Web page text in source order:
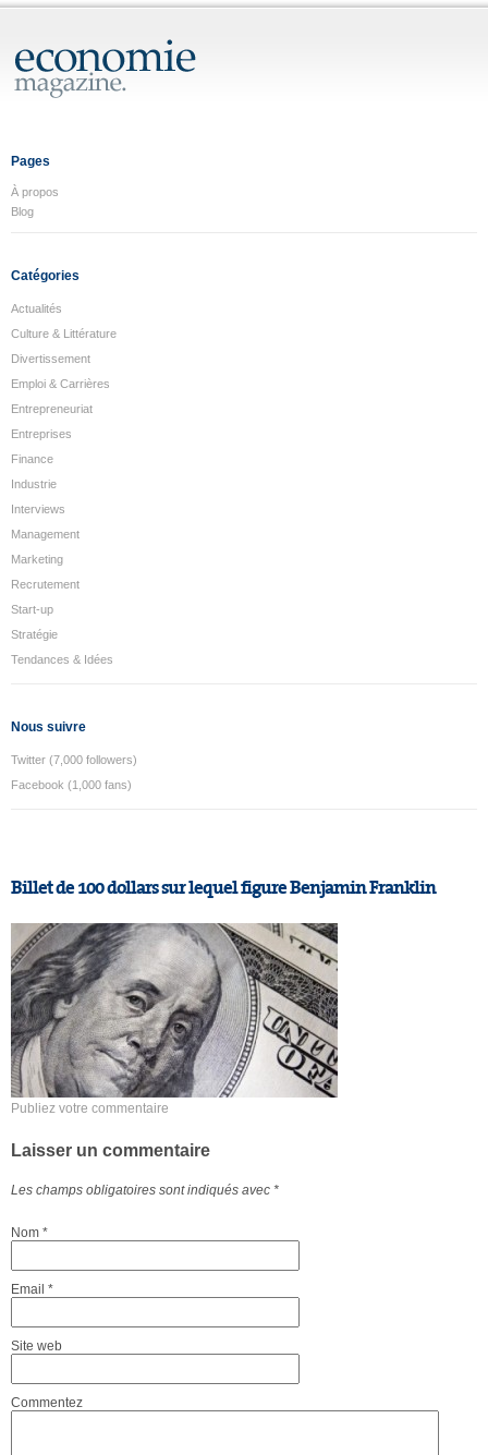
Pages
À propos
Blog
Catégories
Actualités
Culture & Littérature
Divertissement
Emploi & Carrières
Entrepreneuriat
Entreprises
Finance
Industrie
Interviews
Management
Marketing
Recrutement
Start-up
Stratégie
Tendances & Idées
Nous suivre
Twitter (7,000 followers)
Facebook (1,000 fans)
Billet de 100 dollars sur lequel figure Benjamin Franklin
Publiez votre commentaire
Laisser un commentaire
Les champs obligatoires sont indiqués avec *
Nom *
Email *
Site web
Commentez